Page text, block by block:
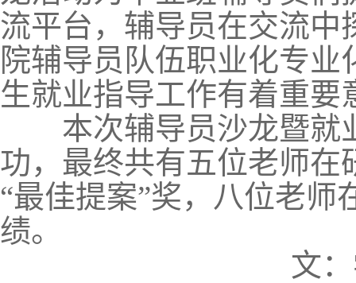
流平台，辅导员在交流中
院辅导员队伍职业化专
生就业指导工作有着重要
本次辅导员沙龙暨就
功，最终共有五位老师在
“最佳提案”奖，八位老
绩。
文